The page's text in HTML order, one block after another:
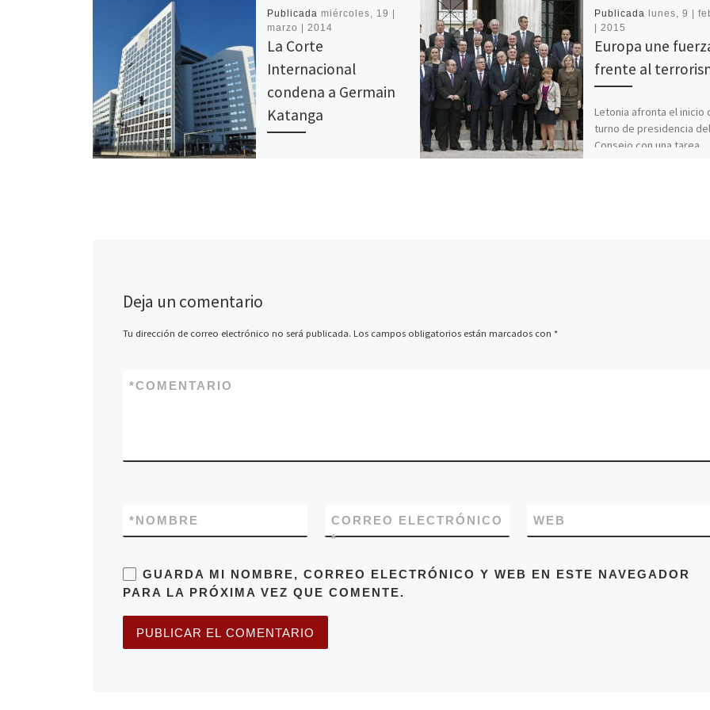
Publicadamiércoles, 19 |
marzo | 2014
La Corte
Internacional
condena a Germain
Katanga
Publicada lunes, 9 |
| 2015
Europa une
frente al
Letonia afronta el inicio
turno de presidencia del
Consejo con una tarea
Deja un comentario
Tu dirección de correo electrónico no será publicada. Los campos obligatorios están marcados con *
COMENTARIO
*
NOMBRE
*
CORREO ELECTRÓNICO
*
WEB
GUARDA MI NOMBRE, CORREO ELECTRÓNICO Y WEB EN ESTE NAVEGADOR
PARA LA PRÓXIMA VEZ QUE COMENTE.